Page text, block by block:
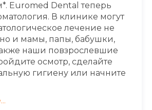
Euromed Dental теперь
В клинике могут
лечение не
но и мамы, папы, бабушки,
наши повзрослевшие
осмотр, сделайте
гигиену или начните